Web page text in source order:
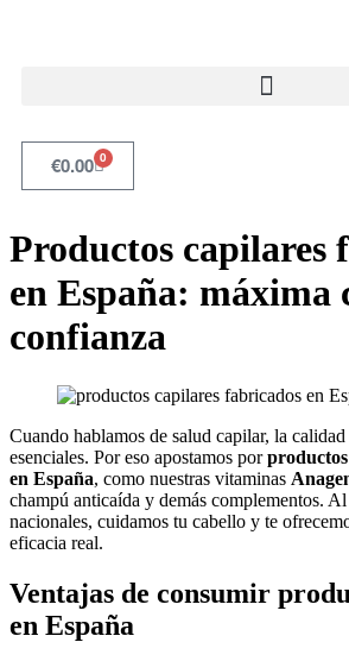
€0.00 0
Productos capilares
en España: máxima
confianza
Cuando hablamos de salud capilar, la
esenciales. Por eso apostamos por
en España, como nuestras vitaminas
champú anticaída y demás complementos.
nacionales, cuidamos tu cabello y te
eficacia real.
Ventajas de consumir
en España